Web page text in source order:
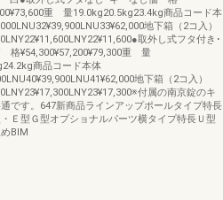
重 量19.0kg20.5kg23.4kg商品コード本
地下箱（2コ入）
取外し式フタ付き･
格¥54,300¥57,200¥79,300重 量
商品コード本体
地下箱（2コ入）
付属の南京錠のキ
です。647新商品ラインアップポールタイプ特長
Ｅ型Ｇ型オプショナルパーツ横タイプ特長Ｕ型
BIM